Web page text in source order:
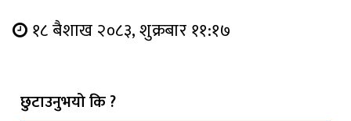
१८ बैशाख २०८३, शुक्रबार ११:१७
छुटाउनुभयो कि ?